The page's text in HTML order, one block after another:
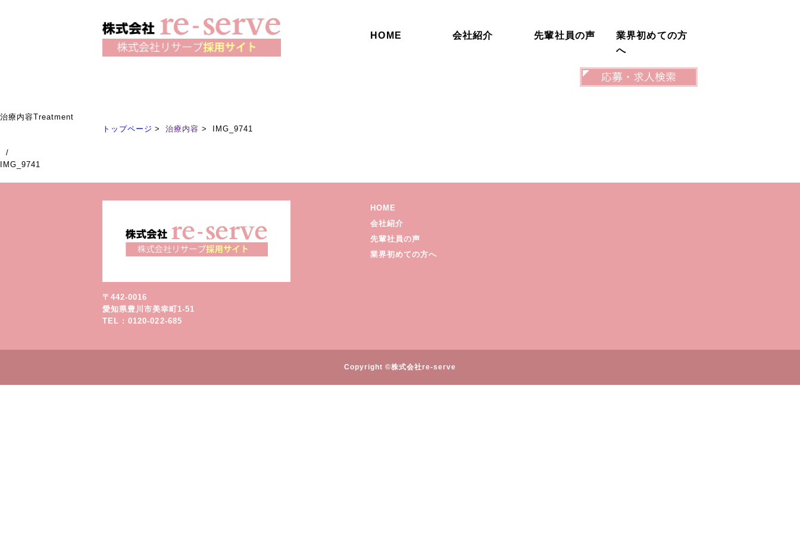
HOME 会社紹介 先輩社員の声
業界初めての方
へ
治療内容Treatment
トップページ
治療内容 IMG_9741
/
IMG_9741
〒442-0016
愛知県豊川市美幸町1-51
TEL : 0120-022-685
HOME
会社紹介
先輩社員の声
業界初めての方へ
Copyright ©株式会社re-serve